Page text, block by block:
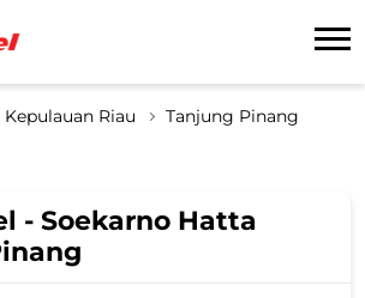
Kepulauan Riau
Tanjung Pinang
- Soekarno Hatta